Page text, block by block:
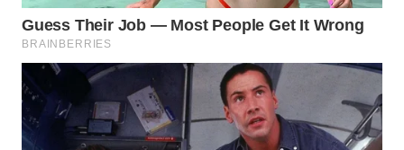
WN
MAJALENGKA
WN
SUBANG